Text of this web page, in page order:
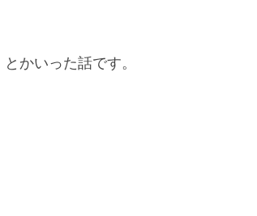
かいった話です。